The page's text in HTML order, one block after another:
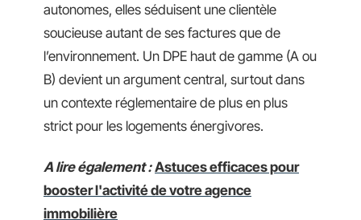
autonomes, elles séduisent une clientèle
soucieuse autant de ses factures que de
l’environnement. Un DPE haut de gamme (A ou
B) devient un argument central, surtout dans
un contexte réglementaire de plus en plus
strict pour les logements énergivores.
A lire également : Astuces efficaces pour
booster l'activité de votre agence
immobilière